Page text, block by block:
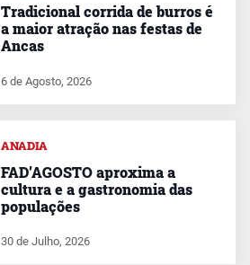
Tradicional corrida de burros é
a maior atração nas festas de
Ancas
6 de Agosto, 2026
ANADIA
FAD’AGOSTO aproxima a
cultura e a gastronomia das
populações
30 de Julho, 2026